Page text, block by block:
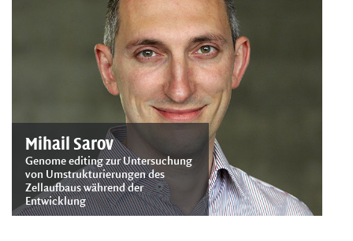
Mihail Sarov
Genome editing zur Untersuchung
von Umstrukturierungen des
Zellaufbaus während der
Entwicklung